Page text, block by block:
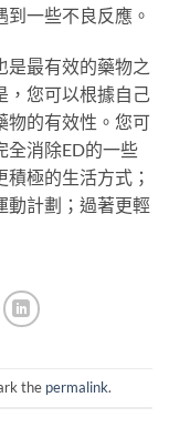
一些不良反應。
是最有效的藥物之
，您可以根據自己
物的有效性。您可
全消除ED的一些
極的生活方式；
動計劃；過著更輕
the permalink.